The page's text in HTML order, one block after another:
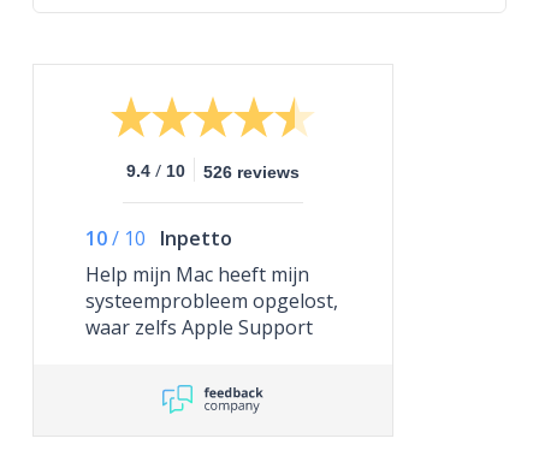
9.4 / 10 526 reviews
10/ 10
Inpetto
Help mijn Mac heeft mijn
systeemprobleem opgelost,
waar zelfs Apple Support